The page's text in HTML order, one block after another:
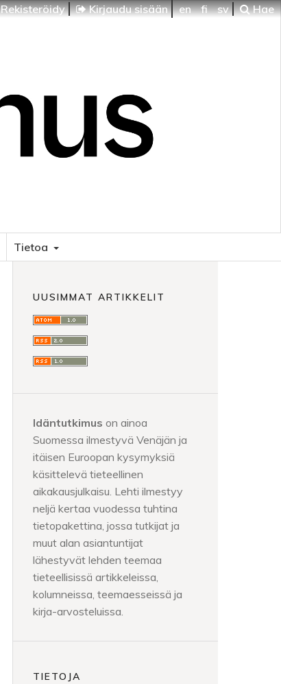
Rekisteröidy Kirjaudu sisään en fi sv Hae
Tietoa
UUSIMMAT ARTIKKELIT
Idäntutkimus on ainoa
Suomessa ilmestyvä Venäjän ja
itäisen Euroopan kysymyksiä
käsittelevä tieteellinen
aikakausjulkaisu. Lehti ilmestyy
neljä kertaa vuodessa tuhtina
tietopakettina, jossa tutkijat ja
muut alan asiantuntijat
lähestyvät lehden teemaa
tieteellisissä artikkeleissa,
kolumneissa, teemaesseissä ja
kirja-arvosteluissa.
TIETOJA